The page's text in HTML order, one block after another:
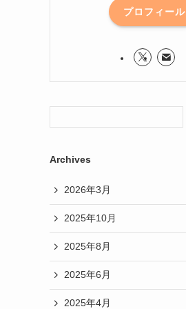
プロフィール
Archives
2026年3月
2025年10月
2025年8月
2025年6月
2025年4月